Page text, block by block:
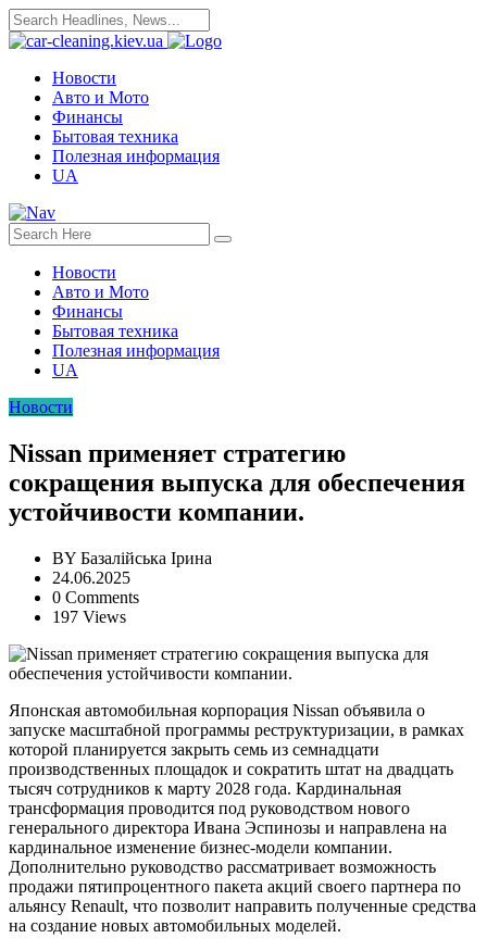
Новости
Авто и Мото
Финансы
Бытовая техника
Полезная информация
UA
Новости
Авто и Мото
Финансы
Бытовая техника
Полезная информация
UA
Новости
Nissan применяет стратегию
сокращения выпуска для обеспечения
устойчивости компании.
BY Базалійська Ірина
24.06.2025
0 Comments
197 Views
Японская автомобильная корпорация Nissan объявила о
запуске масштабной программы реструктуризации, в рамках
которой планируется закрыть семь из семнадцати
производственных площадок и сократить штат на двадцать
тысяч сотрудников к марту 2028 года. Кардинальная
трансформация проводится под руководством нового
генерального директора Ивана Эспинозы и направлена на
кардинальное изменение бизнес-модели компании.
Дополнительно руководство рассматривает возможность
продажи пятипроцентного пакета акций своего партнера по
альянсу Renault, что позволит направить полученные средства
на создание новых автомобильных моделей.